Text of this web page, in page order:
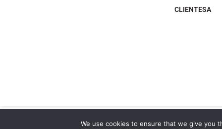
CLIENTESA
We use cookies to ensure that we give you